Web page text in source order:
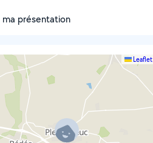
ma présentation
Leaflet